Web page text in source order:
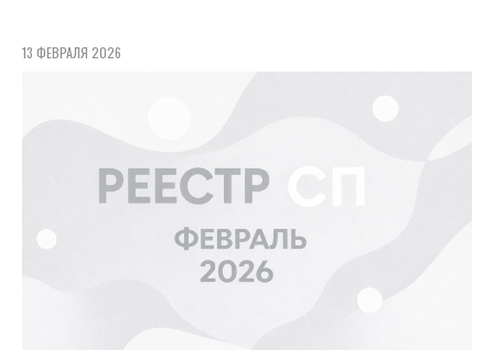
13 ФЕВРАЛЯ 2026